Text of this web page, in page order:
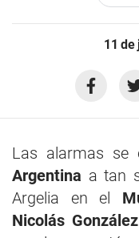
11 de
Las alarmas se
Argentina a tan
Argelia en el
Nicolás González